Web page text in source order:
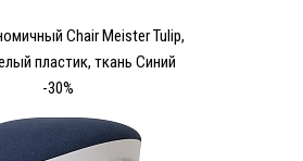
Chair Meister Tulip,
пластик, ткань Синий
-30%